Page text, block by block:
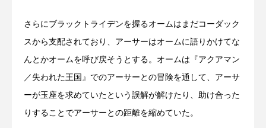
さらにブラックトライデンを握るオームはまだコーダック
スから支配されており、アーサーはオームに語りかけてな
んとかオームを呼び戻そうとする。オームは『アクアマン
／失われた王国』でのアーサーとの冒険を通して、アーサ
ーが玉座を求めていたという誤解が解けたり、助け合った
りすることでアーサーとの距離を縮めていた。